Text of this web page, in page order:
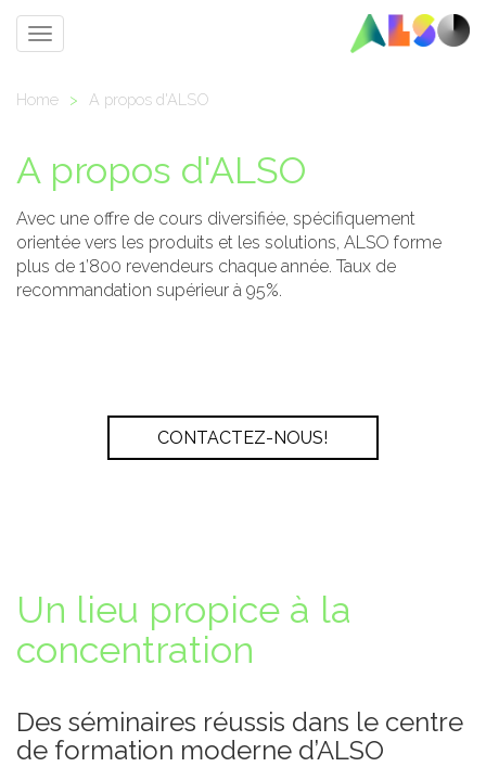
Toggle
Home > A propos d'ALSO
A propos d'ALSO
Avec une offre de cours diversifiée, spécifiquement
orientée vers les produits et les solutions, ALSO forme
plus de 1’800 revendeurs chaque année. Taux de
recommandation supérieur à 95%.
CONTACTEZ-NOUS!
Un lieu propice à la
concentration
Des séminaires réussis dans le centre
de formation moderne d’ALSO